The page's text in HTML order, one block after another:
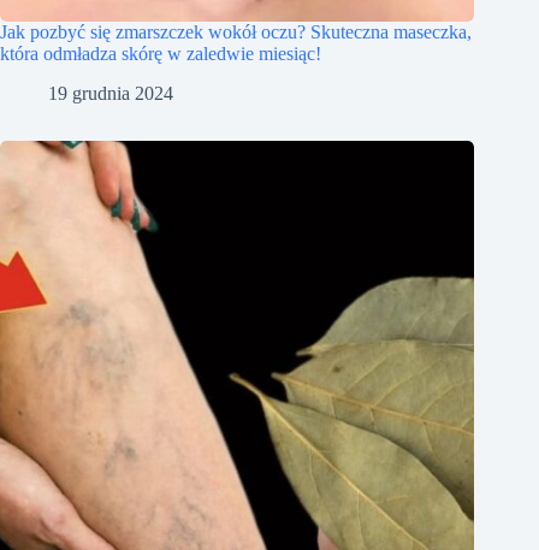
Jak pozbyć się zmarszczek wokół oczu? Skuteczna maseczka,
która odmładza skórę w zaledwie miesiąc!
19 grudnia 2024